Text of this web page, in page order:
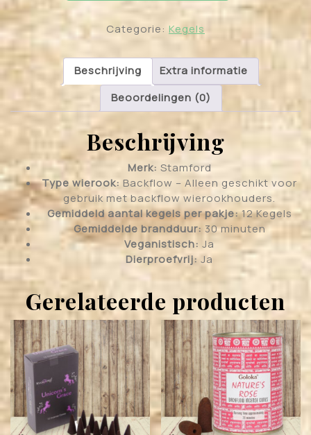
Categorie: Kegels
Beschrijving
Extra informatie
Beoordelingen (0)
Beschrijving
Merk: Stamford
Type wierook: Backflow – Alleen geschikt voor
gebruik met backflow wierookhouders.
Gemiddeld aantal kegels per pakje:12 Kegels
Gemiddelde brandduur: 30 minuten
Veganistisch: Ja
Dierproefvrij:Ja
Gerelateerde producten